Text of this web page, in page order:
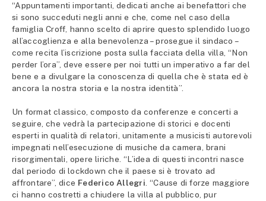
“Appuntamenti importanti, dedicati anche ai benefattori che
si sono succeduti negli anni e che, come nel caso della
famiglia Croff, hanno scelto di aprire questo splendido luogo
all’accoglienza e alla benevolenza – prosegue il sindaco –
come recita l’iscrizione posta sulla facciata della villa, “Non
perder l’ora”, deve essere per noi tutti un imperativo a far del
bene e a divulgare la conoscenza di quella che è stata ed è
ancora la nostra storia e la nostra identità”.
Un format classico, composto da conferenze e concerti a
seguire, che vedrà la partecipazione di storici e docenti
esperti in qualità di relatori, unitamente a musicisti autorevoli
impegnati nell’esecuzione di musiche da camera, brani
risorgimentali, opere liriche. “L’idea di questi incontri nasce
dal periodo di lockdown che il paese si è trovato ad
affrontare”, dice Federico Allegri . “Cause di forze maggiore
ci hanno costretti a chiudere la villa al pubblico, pur